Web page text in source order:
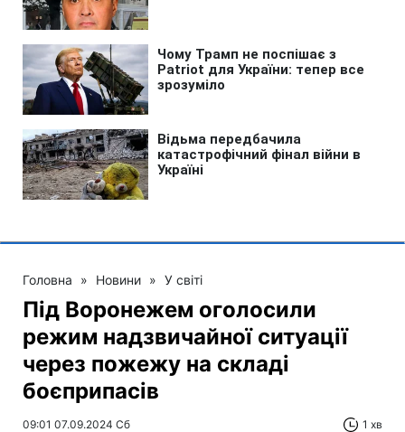
Головна » Новини » У світі
Під Воронежем оголосили
режим надзвичайної ситуації
через пожежу на складі
боєприпасів
09:01 07.09.2024 Сб 1 хв